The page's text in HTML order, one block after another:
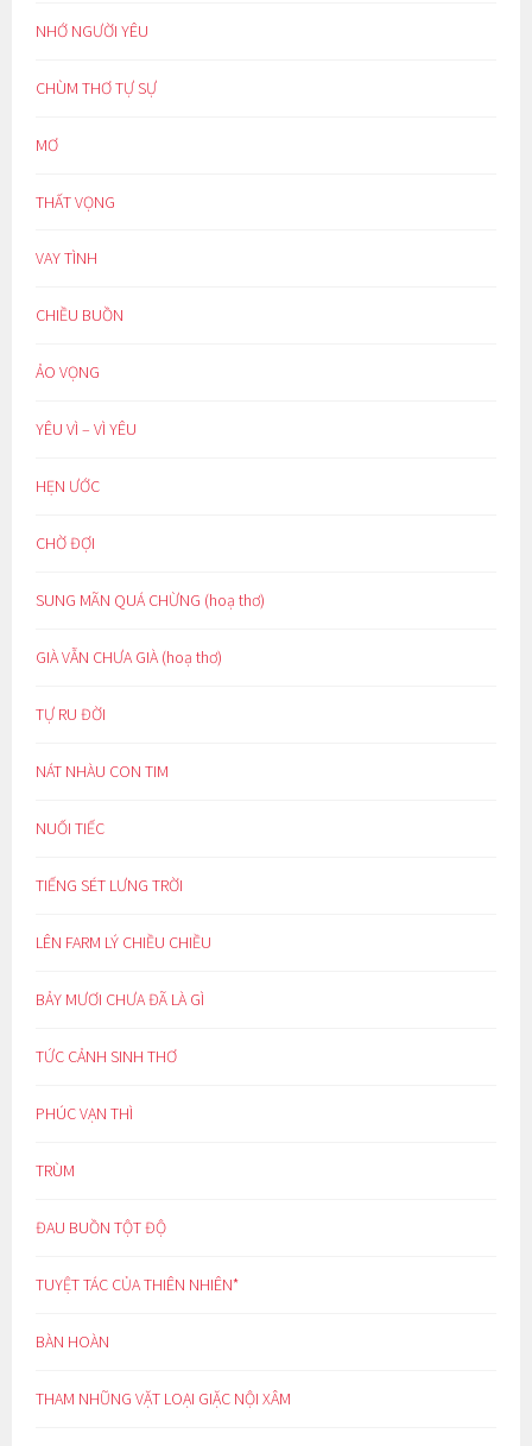
NHỚ NGƯỜI YÊU
CHÙM THƠ TỰ SỰ
MƠ
THẤT VỌNG
VAY TÌNH
CHIỀU BUỒN
ẢO VỌNG
YÊU VÌ – VÌ YÊU
HẸN ƯỚC
CHỜ ĐỢI
SUNG MÃN QUÁ CHỪNG (hoạ thơ)
GIÀ VẪN CHƯA GIÀ (hoạ thơ)
TỰ RU ĐỜI
NÁT NHÀU CON TIM
NUỐI TIẾC
TIẾNG SÉT LƯNG TRỜI
LÊN FARM LÝ CHIỀU CHIỀU
BẢY MƯƠI CHƯA ĐÃ LÀ GÌ
TỨC CẢNH SINH THƠ
PHÚC VẠN THÌ
TRÙM
ĐAU BUỒN TỘT ĐỘ
TUYỆT TÁC CỦA THIÊN NHIÊN*
BÀN HOÀN
THAM NHŨNG VẶT LOẠI GIẶC NỘI XÂM